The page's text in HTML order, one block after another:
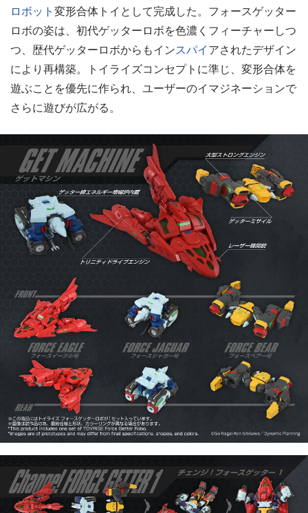
ロボット変形合体トイとして完成した。フォースゲッター
ロボの姿は、初代ゲッターロボを色濃くフィーチャーしつ
つ、歴代ゲッターロボからもインスパイアされたデザイン
により再構築。トイライズコンセプトに準じ、変形合体を
遊ぶことを優先に作られ、ユーザーのイマジネーションで
さらに遊びが広がる。